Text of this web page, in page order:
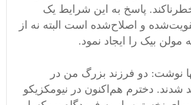
پاسخ به این شرایط یک
و اصلاح‌شده است البته نه از
بیک را ایجاد نمود.
نوشت: دو فرزند بزرگ من در
شدند. دخترم هم‌اکنون در نیومکزیکو